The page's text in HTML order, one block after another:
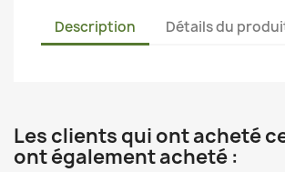
Description Détails du
Les clients qui ont acheté
ont également acheté :